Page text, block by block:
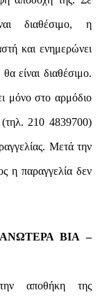
διαθέσιμο, η
και ενημερώνει
είναι διαθέσιμο.
μόνο στο αρμόδιο
210 4839700)
Μετά την
η παραγγελία δεν
ΒΙΑ –
αποθήκη της